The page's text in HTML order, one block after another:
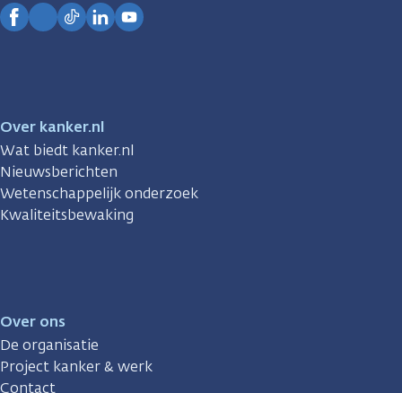
Over kanker.nl
Wat biedt kanker.nl
Nieuwsberichten
Wetenschappelijk onderzoek
Kwaliteitsbewaking
Over ons
De organisatie
Project kanker & werk
Contact